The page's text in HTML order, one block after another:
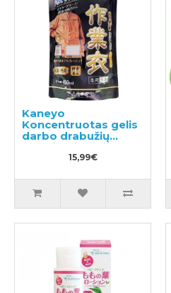
Kaneyo
Koncentruotas gelis
darbo drabužių
skalbimui, užpildas
15,99€